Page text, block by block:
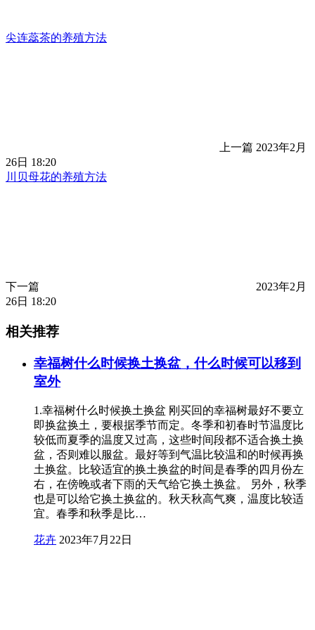
尖连蕊茶的养殖方法
上一篇 2023年2月
26日 18:20
川贝母花的养殖方法
下一篇
2023年2月
26日 18:20
相关推荐
幸福树什么时候换土换盆，什么时候可以移到
室外
1.幸福树什么时候换土换盆 刚买回的幸福树最好不要立
即换盆换土，要根据季节而定。冬季和初春时节温度比
较低而夏季的温度又过高，这些时间段都不适合换土换
盆，否则难以服盆。最好等到气温比较温和的时候再换
土换盆。比较适宜的换土换盆的时间是春季的四月份左
右，在傍晚或者下雨的天气给它换土换盆。 另外，秋季
也是可以给它换土换盆的。秋天秋高气爽，温度比较适
宜。春季和秋季是比…
花卉 2023年7月22日